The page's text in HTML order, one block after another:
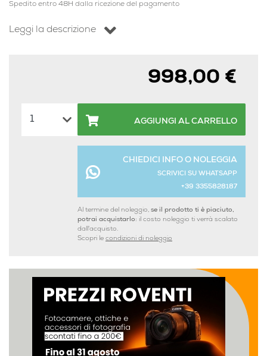
Spedito entro 48H dalla ricezione del pagamento
Leggi la descrizione
998,00 €
AGGIUNGI AL CARRELLO
CHIEDICI INFO O NOLEGGIA
SCRIVICI SU WHATSAPP
+39 3355828187
Al termine del noleggio, se il prodotto ti è piaciuto,
potrai acquistarlo: il costo noleggio ti verrà scalato
dall'acquisto.
Scopri le condizioni di noleggio